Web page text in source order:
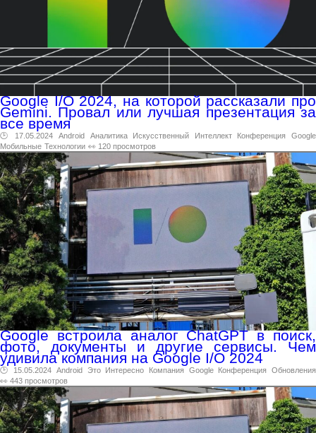
Google I/O 2024, на которой рассказали про
Gemini. Провал или лучшая презентация за
все время
🕑 17.05.2024 Android Аналитика Искусственный Интеллект Конференция
Google
Мобильные Технологии 👀 120 просмотров
Google встроила аналог ChatGPT в поиск,
фото, документы и другие сервисы. Чем
удивила компания на Google I/O 2024
🕑 15.05.2024 Android Это Интересно Компания Google Конференция Обновления
👀 443 просмотров